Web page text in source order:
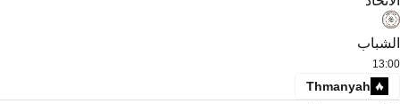
الشباب
13:00
Thmanyah